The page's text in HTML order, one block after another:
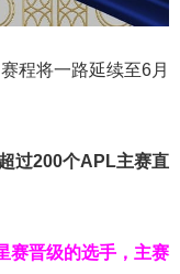
程将一路延续至6月
超过200个APL主赛直
赛晋级的选手，主赛